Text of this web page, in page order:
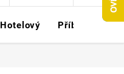
Hotelový Příbory Sklo